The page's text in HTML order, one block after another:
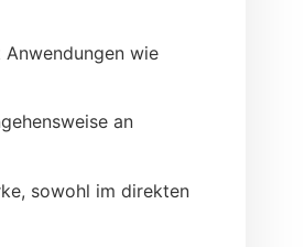
wie
an
sowohl im direkten